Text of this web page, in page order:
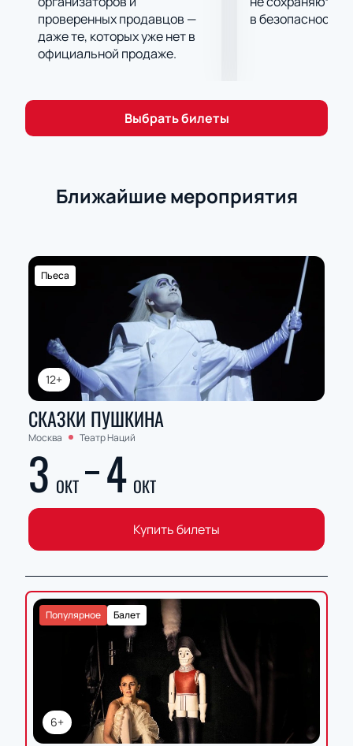
проверенных продавцов —
даже те, которых уже нет в
официальной продаже.
в безопасности.
Выбрать билеты
Ближайшие мероприятия
12+
Пьеса
СКАЗКИ ПУШКИНА
Москва Театр Наций
3 ОКТ 4 ОКТ
Купить билеты
6+
Балет
Популярное